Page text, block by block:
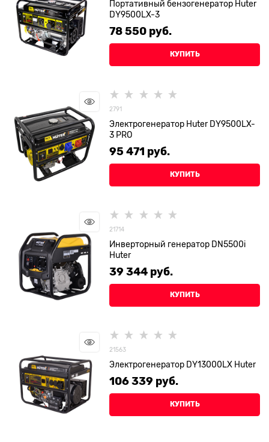
Портативный бензогенератор Huter
DY9500LX-3
78 550 руб.
КУПИТЬ
2791
Электрогенератор Huter DY9500LX-
3 PRO
95 471 руб.
КУПИТЬ
21714
Инверторный генератор DN5500i
Huter
39 344 руб.
КУПИТЬ
21563
Электрогенератор DY13000LX Huter
106 339 руб.
КУПИТЬ